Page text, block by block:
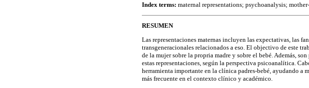
Index terms: maternal representations; psychoanalysis;
RESUMEN
Las representaciones maternas incluyen las expectativas, las
transgeneracionales relacionados a eso. El objectivo de este
de la mujer sobre la propria madre y sobre el bebé. Además,
estas representaciones, según la perspectiva psicoanalítica.
herramienta importante en la clínica padres-bebé, ayudando a
más frecuente en el contexto clínico y académico.